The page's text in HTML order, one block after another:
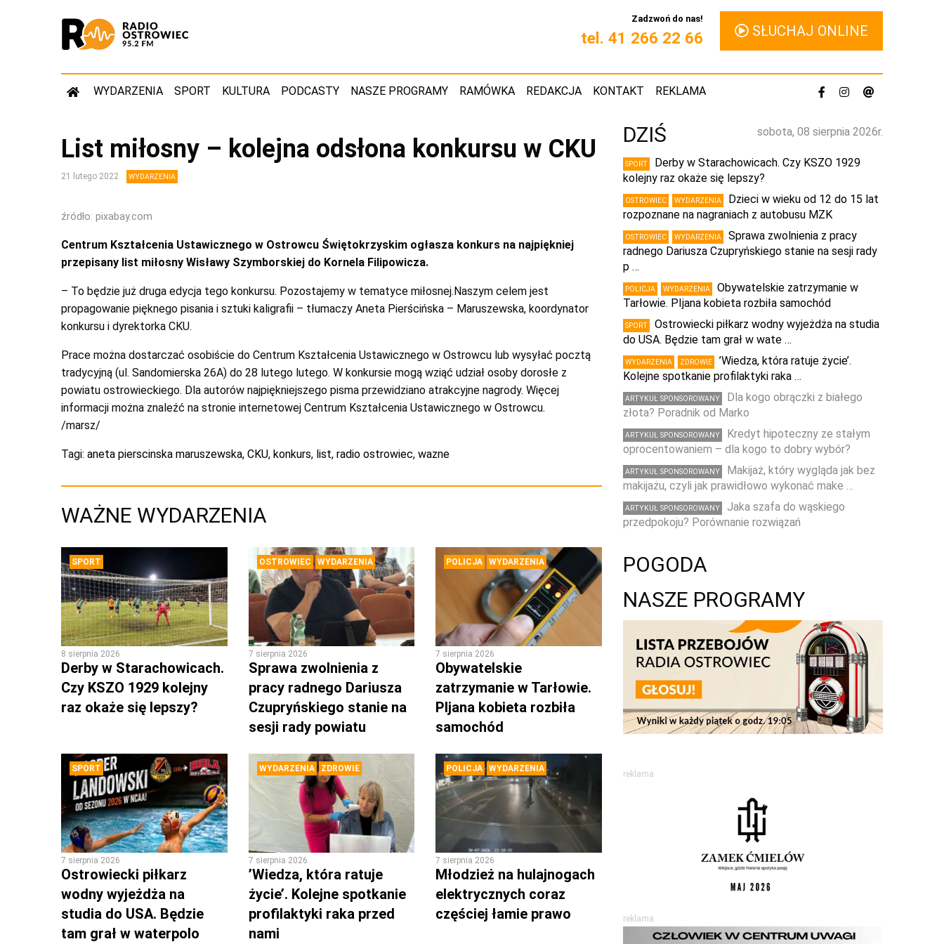
Zadzwoń do nas!
tel. 41 266 22 66 SŁUCHAJ ONLINE
WYDARZENIA SPORT KULTURA PODCASTY NASZE PROGRAMY RAMÓWKA REDAKCJA KONTAKT REKLAMA
List miłosny – kolejna odsłona konkursu w CKU
21 lutego 2022 WYDARZENIA
źródło: pixabay.com
Centrum Kształcenia Ustawicznego w Ostrowcu Świętokrzyskim ogłasza konkurs na najpiękniej
przepisany list miłosny Wisławy Szymborskiej do Kornela Filipowicza.
– To będzie już druga edycja tego konkursu. Pozostajemy w tematyce miłosnej.Naszym celem jest
propagowanie pięknego pisania i sztuki kaligrafii – tłumaczy Aneta Pierścińska – Maruszewska, koordynator
konkursu i dyrektorka CKU.
Prace można dostarczać osobiście do Centrum Kształcenia Ustawicznego w Ostrowcu lub wysyłać pocztą
tradycyjną (ul. Sandomierska 26A) do 28 lutego lutego. W konkursie mogą wziąć udział osoby dorosłe z
powiatu ostrowieckiego. Dla autorów najpiękniejszego pisma przewidziano atrakcyjne nagrody. Więcej
informacji można znaleźć na stronie internetowej Centrum Kształcenia Ustawicznego w Ostrowcu.
/marsz/
Tagi: aneta pierscinska maruszewska, CKU, konkurs, list, radio ostrowiec, wazne
WAŻNE WYDARZENIA
SPORT
8 sierpnia 2026
Derby w Starachowicach.
Czy KSZO 1929 kolejny
raz okaże się lepszy?
OSTROWIEC WYDARZENIA
7 sierpnia 2026
Sprawa zwolnienia z
pracy radnego Dariusza
Czupryńskiego stanie na
sesji rady powiatu
POLICJA WYDARZENIA
7 sierpnia 2026
Obywatelskie
zatrzymanie w Tarłowie.
PIjana kobieta rozbiła
samochód
SPORT
7 sierpnia 2026
Ostrowiecki piłkarz
wodny wyjeżdża na
studia do USA. Będzie
tam grał w waterpolo
WYDARZENIA ZDROWIE
7 sierpnia 2026
’Wiedza, która ratuje
życie’. Kolejne spotkanie
profilaktyki raka przed
nami
POLICJA WYDARZENIA
7 sierpnia 2026
Młodzież na hulajnogach
elektrycznych coraz
częściej łamie prawo
sobota, 08 sierpnia 2026r.
DZIŚ
SPORT
Derby w Starachowicach. Czy KSZO 1929
kolejny raz okaże się lepszy?
OSTROWIEC WYDARZENIA
Dzieci w wieku od 12 do 15 lat
rozpoznane na nagraniach z autobusu MZK
OSTROWIEC WYDARZENIA
Sprawa zwolnienia z pracy
radnego Dariusza Czupryńskiego stanie na sesji rady
p …
POLICJA WYDARZENIA
Obywatelskie zatrzymanie w
Tarłowie. PIjana kobieta rozbiła samochód
SPORT
Ostrowiecki piłkarz wodny wyjeżdża na studia
do USA. Będzie tam grał w wate …
WYDARZENIA ZDROWIE
’Wiedza, która ratuje życie’.
Kolejne spotkanie profilaktyki raka …
ARTYKUŁ SPONSOROWANY
Dla kogo obrączki z białego
złota? Poradnik od Marko
ARTYKUŁ SPONSOROWANY
Kredyt hipoteczny ze stałym
oprocentowaniem – dla kogo to dobry wybór?
ARTYKUŁ SPONSOROWANY
Makijaż, który wygląda jak bez
makijażu, czyli jak prawidłowo wykonać make …
ARTYKUŁ SPONSOROWANY
Jaka szafa do wąskiego
przedpokoju? Porównanie rozwiązań
POGODA
NASZE PROGRAMY
reklama
reklama